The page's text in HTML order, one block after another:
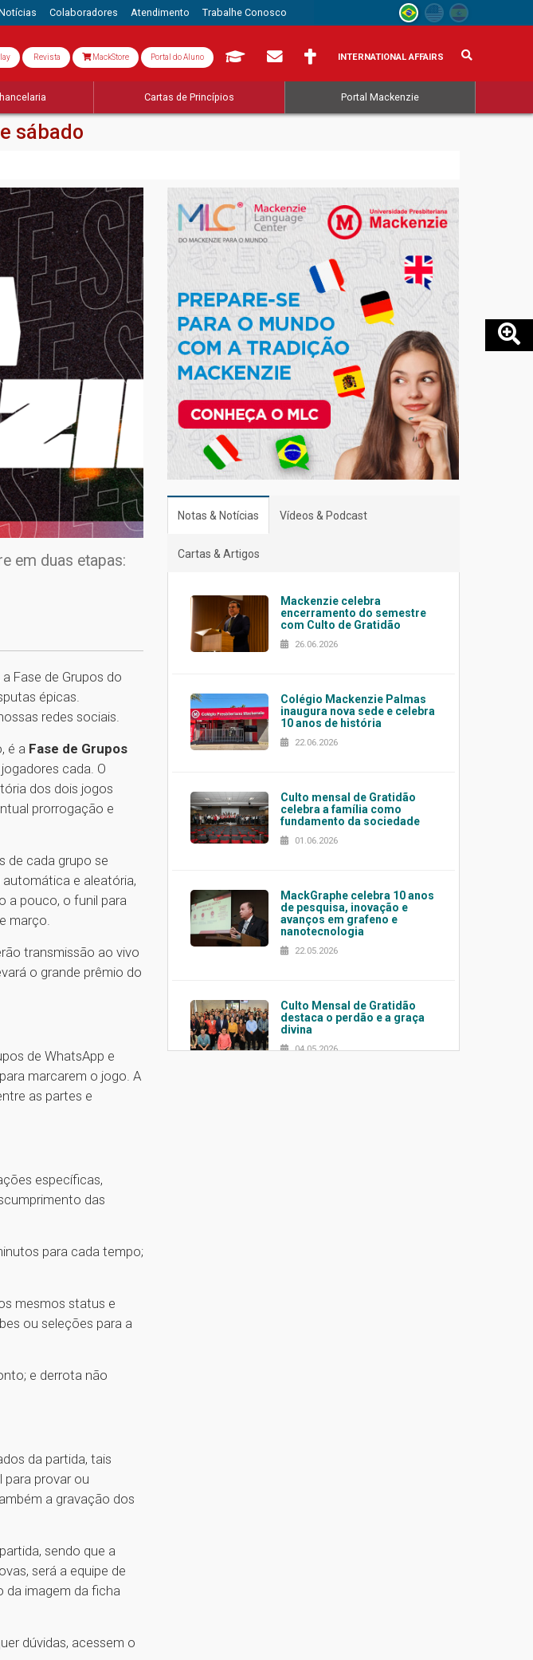
Colaboradores Atendimento Trabalhe Conosco
Revista MackStore Portal do Aluno INTERNATIONAL AFFAIRS
Cartas de Princípios Portal Mackenzie
sábado
em duas etapas:
Fase de Grupos do
épicas.
redes sociais.
é a Fase de Grupos
cada. O
dos dois jogos
prorrogação e
de cada grupo se
e aleatória,
a pouco, o funil para
março.
transmissão ao vivo
o grande prêmio do
de WhatsApp e
marcarem o jogo. A
as partes e
específicas,
das
para cada tempo;
mesmos status e
ou seleções para a
e derrota não
da partida, tais
para provar ou
a gravação dos
sendo que a
será a equipe de
da imagem da ficha
dúvidas, acessem o
Notas & Notícias Vídeos & Podcast
Cartas & Artigos
Mackenzie celebra
encerramento do semestre
com Culto de Gratidão
26.06.2026
Colégio Mackenzie Palmas
inaugura nova sede e celebra
10 anos de história
22.06.2026
Culto mensal de Gratidão
celebra a família como
fundamento da sociedade
01.06.2026
MackGraphe celebra 10 anos
de pesquisa, inovação e
avanços em grafeno e
nanotecnologia
22.05.2026
Culto Mensal de Gratidão
destaca o perdão e a graça
divina
04.05.2026